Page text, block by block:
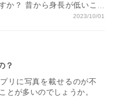
か？ 昔から身長が低いこ
付き合いが上手くいかな
2023/10/01
？
リに写真を載せるのが不
とが多いのでしょうか。